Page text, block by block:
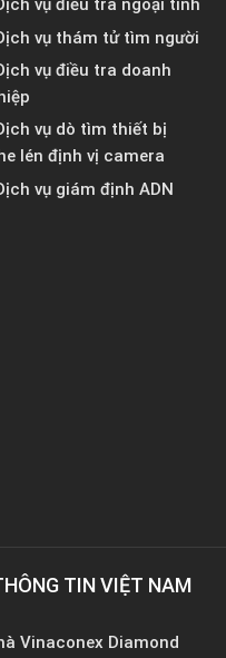
vụ điều tra ngoại tình
vụ thám tử tìm người
vụ điều tra doanh
vụ dò tìm thiết bị
lén định vị camera
vụ giám định ADN
TIN VIỆT NAM
Vinaconex Diamond